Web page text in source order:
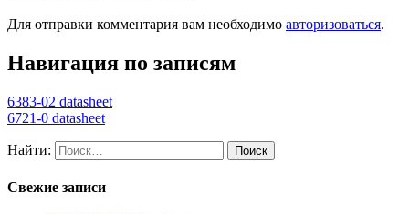
Для отправки комментария вам необходимо авторизоваться.
Навигация по записям
6383-02 datasheet
6721-0 datasheet
Найти:
Свежие записи